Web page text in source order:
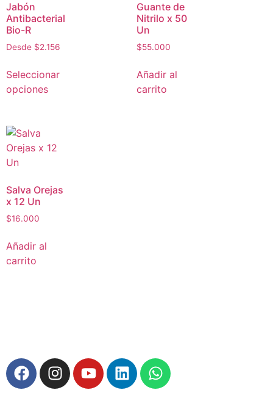
Jabón
Antibacterial
Bio-R
Desde $2.156
Seleccionar
opciones
Guante de
Nitrilo x 50
Un
$55.000
Añadir al
carrito
Salva Orejas
x 12 Un
$16.000
Añadir al
carrito